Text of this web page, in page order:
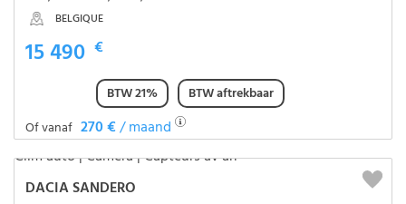
BELGIQUE
15 490 €
BTW 21%
BTW aftrekbaar
Of vanaf 270 €/ maand
DACIA SANDERO